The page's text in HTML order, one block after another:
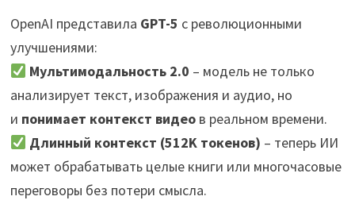
OpenAI представила GPT-5 с революционными
улучшениями:
Мультимодальность 2.0 – модель не только
анализирует текст, изображения и аудио, но
и понимает контекст видеов реальном времени.
Длинный контекст (512K токенов) – теперь ИИ
может обрабатывать целые книги или многочасовые
переговоры без потери смысла.